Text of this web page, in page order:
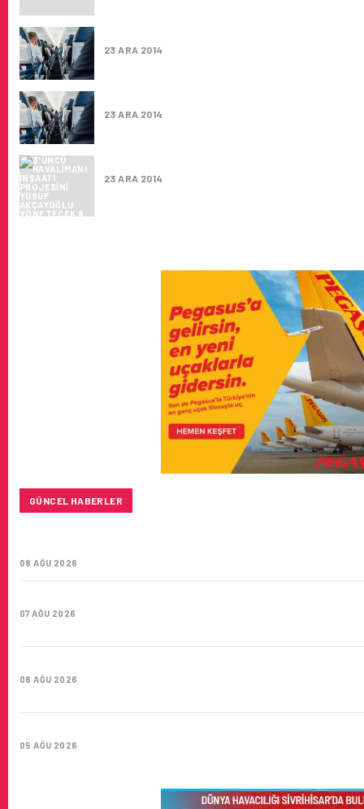
23 ARA 2014
23 ARA 2014
23 ARA 2014
GÜNCEL HABERLER
08 AĞU 2026
07 AĞU 2026
06 AĞU 2026
05 AĞU 2026